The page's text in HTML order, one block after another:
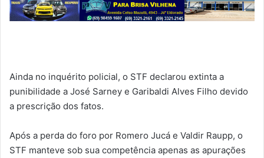
Ainda no inquérito policial, o STF declarou extinta a
punibilidade a José Sarney e Garibaldi Alves Filho devido
a prescrição dos fatos.
Após a perda do foro por Romero Jucá e Valdir Raupp, o
STF manteve sob sua competência apenas as apurações